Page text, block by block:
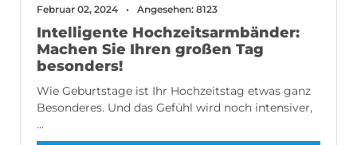
Februar 02, 2024 Angesehen: 8123
Intelligente Hochzeitsarmbänder:
Machen Sie Ihren großen Tag
besonders!
Wie Geburtstage ist Ihr Hochzeitstag etwas ganz
Besonderes. Und das Gefühl wird noch intensiver,
...